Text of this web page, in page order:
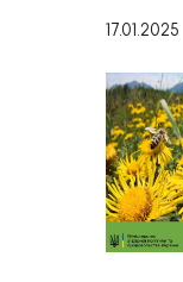
17.01.2025